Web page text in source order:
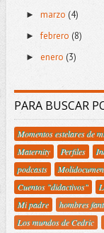
► marzo (4)
►febrero (8)
► enero (3)
PARA BUSCAR
Momentos estelares de
Maternity
Perfiles
podcasts
Cuentos "didactivos"
Mi padre
hombres
Los mundos de Cedric